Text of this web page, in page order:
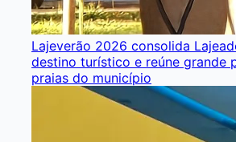
Lajeverão 2026 consolida
destino turístico e reúne grande
praias do município